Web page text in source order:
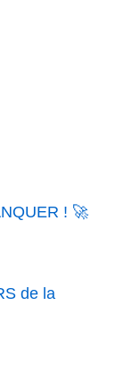
! 🚀
de la